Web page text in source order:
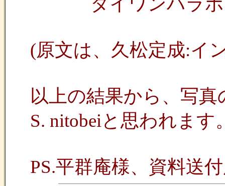
(原文は、久松定成:イ
以上の結果から、写
S. nitobeiと思われます
PS.平群庵様、資料送